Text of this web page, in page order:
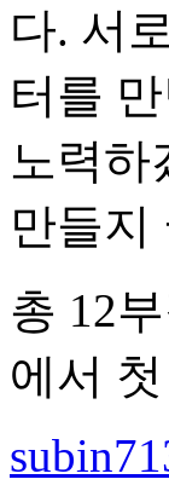
다. 서
터를
노력하
만들지
총 12
에서